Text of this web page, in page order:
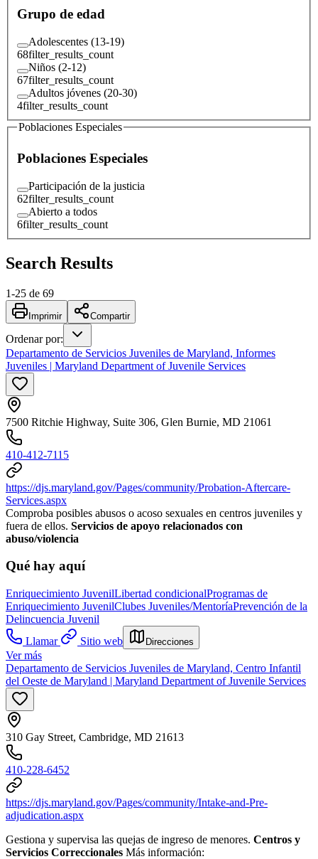
Grupo de edad
Adolescentes (13-19)
68filter_results_count
Niños (2-12)
67filter_results_count
Adultos jóvenes (20-30)
4filter_results_count
Poblaciones Especiales
Poblaciones Especiales
Participación de la justicia
62filter_results_count
Abierto a todos
6filter_results_count
Search Results
1-25 de 69
Imprimir Compartir
Ordenar por:
Departamento de Servicios Juveniles de Maryland, Informes
Juveniles | Maryland Department of Juvenile Services
7500 Ritchie Highway, Suite 306, Glen Burnie, MD 21061
410-412-7115
https://djs.maryland.gov/Pages/community/Probation-Aftercare-
Services.aspx
Comproba posibles abusos o acoso sexuales en centros juveniles y
fuera de ellos. Servicios de apoyo relacionados con
abuso/violencia
Qué hay aquí
Enriquecimiento JuvenilLibertad condicionalProgramas de
Enriquecimiento JuvenilClubes Juveniles/MentoríaPrevención de la
Delincuencia Juvenil
Llamar
Sitio web Direcciones
Ver más
Departamento de Servicios Juveniles de Maryland, Centro Infantil
del Oeste de Maryland | Maryland Department of Juvenile Services
310 Gay Street, Cambridge, MD 21613
410-228-6452
https://djs.maryland.gov/Pages/community/Intake-and-Pre-
adjudication.aspx
Gestiona y supervisa las quejas de ingreso de menores. Centros y
Servicios Correccionales Más información: